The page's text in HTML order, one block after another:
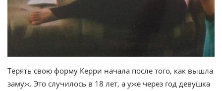
Терять свою форму Керри начала после того, как вышла
замуж. Это случилось в 18 лет, а уже через год девушка